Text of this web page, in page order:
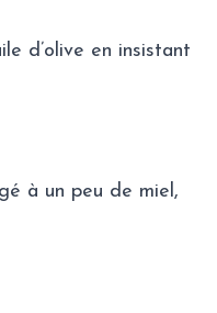
d’olive en insistant
à un peu de miel,